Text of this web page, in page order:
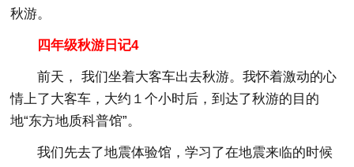
秋游。
四年级秋游日记4
前天， 我们坐着大客车出去秋游。我怀着激动的心
情上了大客车，大约１个小时后，到达了秋游的目的
地“东方地质科普馆”。
我们先去了地震体验馆，学习了在地震来临的时候